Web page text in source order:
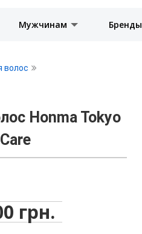
Мужчинам Бренды
волос
Honma Tokyo
грн.